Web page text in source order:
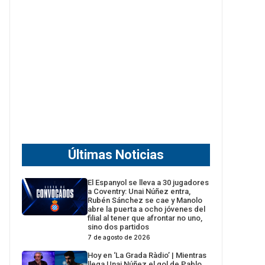
Últimas Noticias
El Espanyol se lleva a 30 jugadores
a Coventry: Unai Núñez entra,
Rubén Sánchez se cae y Manolo
abre la puerta a ocho jóvenes del
filial al tener que afrontar no uno,
sino dos partidos
7 de agosto de 2026
Hoy en ‘La Grada Ràdio’ | Mientras